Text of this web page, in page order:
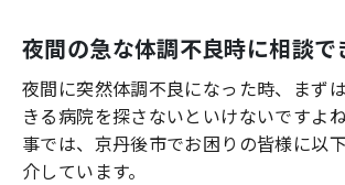
よくあるご質問
夜間の急な体調不良時に相談で
夜間に突然体調不良になった時、まず
きる病院を探さないといけないですよ
事では、 京丹後市でお困りの皆様に以
介しています。